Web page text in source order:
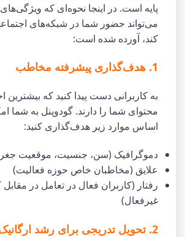
پایه است. در اینجا نحوه‌ای که
می‌تواند حضور شما در شبکه‌های
کند، آورده شده است:
1. هدف‌گذاری پیشرفته مخاطب
به کاربرانی دست پیدا کنید که بیشترین
محتوای شما را دارند. گودوپنل به شما
اساس موارد زیر هدف‌گذاری کنید:
دموگرافیک (سن، جنسیت، موقعیت
علایق (مخاطبان خاص حوزه فعالیت)
رفتار (کاربران فعال در تعامل در مقابل
غیرفعال)
2. تحویل تدریجی برای رشد ارگانیک